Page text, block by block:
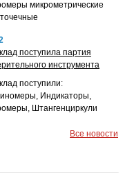
микрометрические
поступила партия
инструмента
поступили:
Индикаторы,
Штангенциркули
Все новости